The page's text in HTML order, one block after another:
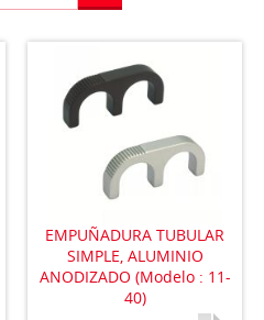
EMPUÑADURA TUBULAR
SIMPLE, ALUMINIO
ANODIZADO (Modelo : 11-
40)